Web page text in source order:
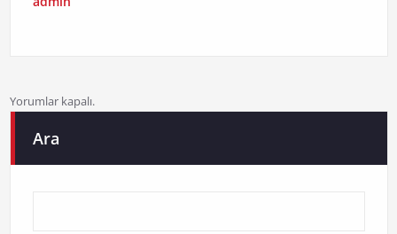
Yorumlar kapalı.
Ara